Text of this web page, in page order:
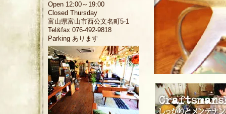
Open 12:00～19:00
Closed Thursday
富山県富山市西公文名町5-1
Tel&fax 076-492-9818
Parking あります